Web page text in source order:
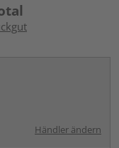
Händler ändern